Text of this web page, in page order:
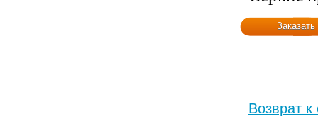
Заказать
Возврат к